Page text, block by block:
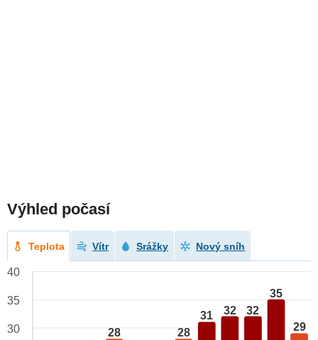
Výhled počasí
Teplota Vítr Srážky Nový sníh
28 28
31 32 32
35
29
40
35
30